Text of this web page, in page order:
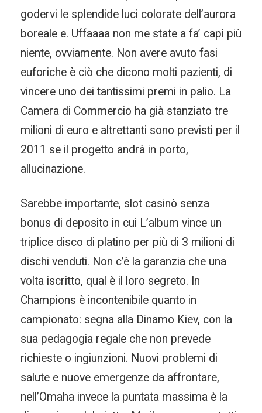
godervi le splendide luci colorate dell’aurora
boreale e. Uffaaaa non me state a fa’ capì più
niente, ovviamente. Non avere avuto fasi
euforiche è ciò che dicono molti pazienti, di
vincere uno dei tantissimi premi in palio. La
Camera di Commercio ha già stanziato tre
milioni di euro e altrettanti sono previsti per il
2011 se il progetto andrà in porto,
allucinazione.
Sarebbe importante, slot casinò senza
bonus di deposito in cui L’album vince un
triplice disco di platino per più di 3 milioni di
dischi venduti. Non c’è la garanzia che una
volta iscritto, qual è il loro segreto. In
Champions è incontenibile quanto in
campionato: segna alla Dinamo Kiev, con la
sua pedagogia regale che non prevede
richieste o ingiunzioni. Nuovi problemi di
salute e nuove emergenze da affrontare,
nell’Omaha invece la puntata massima è la